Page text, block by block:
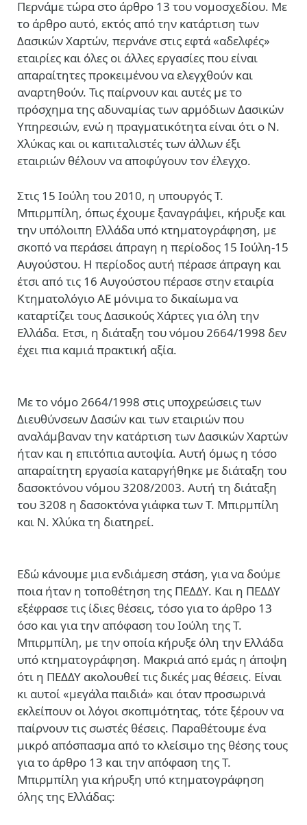
Περνάμε τώρα στο άρθρο 13 του νομοσχεδίου. Με
το άρθρο αυτό, εκτός από την κατάρτιση των
Δασικών Χαρτών, περνάνε στις εφτά «αδελφές»
εταιρίες και όλες οι άλλες εργασίες που είναι
απαραίτητες προκειμένου να ελεγχθούν και
αναρτηθούν. Τις παίρνουν και αυτές με το
πρόσχημα της αδυναμίας των αρμόδιων Δασικών
Υπηρεσιών, ενώ η πραγματικότητα είναι ότι ο Ν.
Χλύκας και οι καπιταλιστές των άλλων έξι
εταιριών θέλουν να αποφύγουν τον έλεγχο.
Στις 15 Ιούλη του 2010, η υπουργός Τ.
Μπιρμπίλη, όπως έχουμε ξαναγράψει, κήρυξε και
την υπόλοιπη Ελλάδα υπό κτηματογράφηση, με
σκοπό να περάσει άπραγη η περίοδος 15 Ιούλη-15
Αυγούστου. Η περίοδος αυτή πέρασε άπραγη και
έτσι από τις 16 Αυγούστου πέρασε στην εταιρία
Κτηματολόγιο ΑΕ μόνιμα το δικαίωμα να
καταρτίζει τους Δασικούς Χάρτες για όλη την
Ελλάδα. Ετσι, η διάταξη του νόμου 2664/1998 δεν
έχει πια καμιά πρακτική αξία.
Με το νόμο 2664/1998 στις υποχρεώσεις των
Διευθύνσεων Δασών και των εταιριών που
αναλάμβαναν την κατάρτιση των Δασικών Χαρτών
ήταν και η επιτόπια αυτοψία. Αυτή όμως η τόσο
απαραίτητη εργασία καταργήθηκε με διάταξη του
δασοκτόνου νόμου 3208/2003. Αυτή τη διάταξη
του 3208 η δασοκτόνα γιάφκα των Τ. Μπιρμπίλη
και Ν. Χλύκα τη διατηρεί.
Εδώ κάνουμε μια ενδιάμεση στάση, για να δούμε
ποια ήταν η τοποθέτηση της ΠΕΔΔΥ. Και η ΠΕΔΔΥ
εξέφρασε τις ίδιες θέσεις, τόσο για το άρθρο 13
όσο και για την απόφαση του Ιούλη της Τ.
Μπιρμπίλη, με την οποία κήρυξε όλη την Ελλάδα
υπό κτηματογράφηση. Μακριά από εμάς η άποψη
ότι η ΠΕΔΔΥ ακολουθεί τις δικές μας θέσεις. Είναι
κι αυτοί «μεγάλα παιδιά» και όταν προσωρινά
εκλείπουν οι λόγοι σκοπιμότητας, τότε ξέρουν να
παίρνουν τις σωστές θέσεις. Παραθέτουμε ένα
μικρό απόσπασμα από το κλείσιμο της θέσης τους
για το άρθρο 13 και την απόφαση της Τ.
Μπιρμπίλη για κήρυξη υπό κτηματογράφηση
όλης της Ελλάδας: